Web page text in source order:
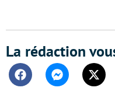
La rédaction
FacebookMessenger